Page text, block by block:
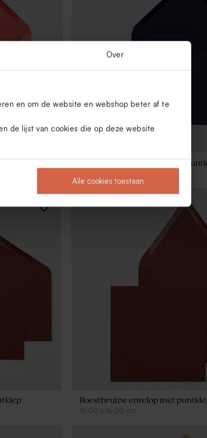
Over
en om de website en webshop beter af te
de lijst van cookies die op deze website
Alle cookies toestaan
Donkerblauwe envelop met
Roestbruine envelop met
16,00 x 16,00 cm